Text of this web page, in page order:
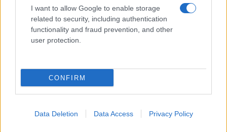
I want to allow Google to enable storage
related to security, including authentication
functionality and fraud prevention, and other
user protection.
CONFIRM
Data Deletion Data Access Privacy Policy
I nostri cari
I nostri cari